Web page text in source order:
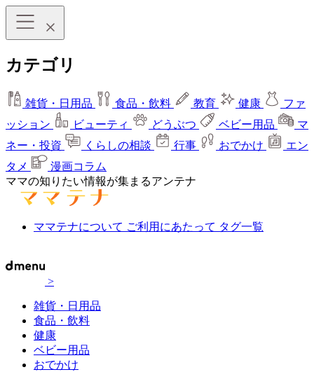
カテゴリ
雑貨・日用品 食品・飲料 教育 健康
ファ
ッション
ビューティ どうぶつ ベビー用品
マ
ネー・投資
くらしの相談 行事 おでかけ
エン
タメ
漫画コラム
ママの知りたい情報が集まるアンテナ
ママテナについて ご利用にあたって タグ一覧
>
雑貨・日用品
食品・飲料
健康
ベビー用品
おでかけ